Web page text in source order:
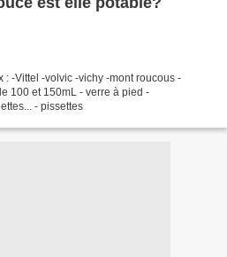
: -Vittel -volvic -vichy -mont roucous -
100 et 150mL - verre à pied -
- pissettes